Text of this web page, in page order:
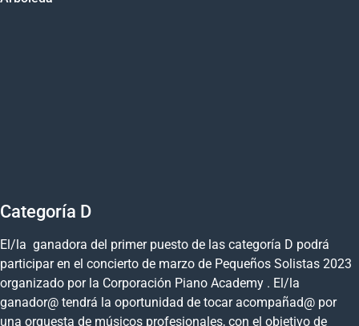
Categoría D
El/la ganadora del primer puesto de las categoría D podrá
participar en el concierto de marzo de Pequeños Solistas 2023
organizado por la Corporación Piano Academy . El/la
ganador@ tendrá la oportunidad de tocar acompañad@ por
una orquesta de músicos profesionales, con el objetivo de